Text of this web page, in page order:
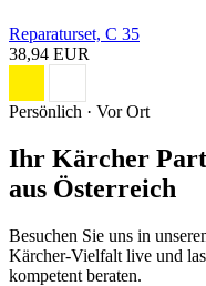
Reparaturset, C 35
38,94 EUR
Persönlich · Vor Ort
Ihr Kärcher
aus Österreich
Besuchen Sie uns in
Kärcher-Vielfalt live und
kompetent beraten.